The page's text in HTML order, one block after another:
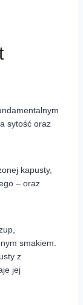
sytość oraz
kapusty,
– oraz
smakiem.
z
jej